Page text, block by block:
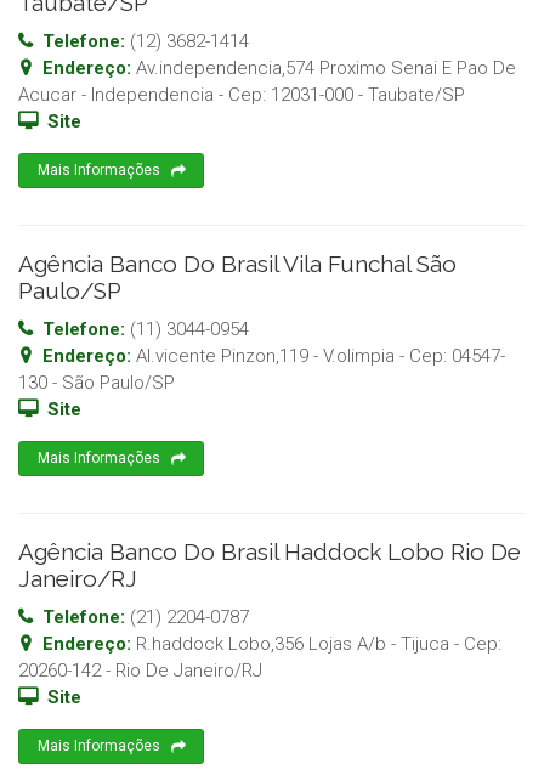
Telefone: (12) 3682-1414
Endereço: Av.independencia,574 Proximo Senai E Pao De
Acucar - Independencia - Cep: 12031-000 - Taubate/SP
Site
Mais Informações
Agência Banco Do Brasil Vila Funchal São
Paulo/SP
Telefone: (11) 3044-0954
Endereço: Al.vicente Pinzon,119 - V.olimpia - Cep: 04547-
130 - São Paulo/SP
Site
Mais Informações
Agência Banco Do Brasil Haddock Lobo Rio De
Janeiro/RJ
Telefone: (21) 2204-0787
Endereço: R.haddock Lobo,356 Lojas A/b - Tijuca - Cep:
20260-142- Rio De Janeiro/RJ
Site
Mais Informações